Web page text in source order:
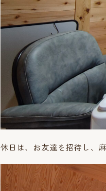
休日は、お友達を招待し、